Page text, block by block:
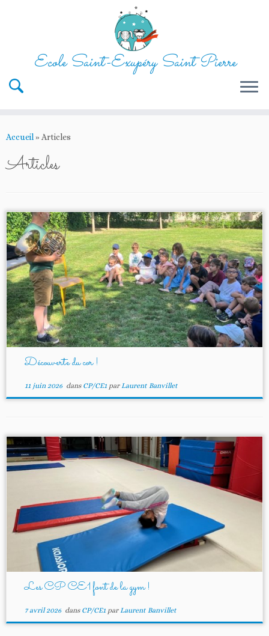
au
Ecole Saint-Exupéry Saint Pierre
Accueil » Articles
Articles
Découverte du cor !
11 juin 2026dans CP/CE1 parLaurent Banvillet
Les CP CE1 font de la gym !
7 avril 2026dans CP/CE1 parLaurent Banvillet